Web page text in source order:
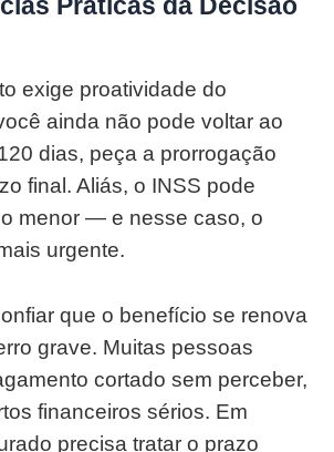
exige proatividade do
ainda não pode voltar ao
dias, peça a prorrogação
final. Aliás, o INSS pode
menor — e nesse caso, o
urgente.
que o benefício se renova
grave. Muitas pessoas
cortado sem perceber,
financeiros sérios. Em
precisa tratar o prazo